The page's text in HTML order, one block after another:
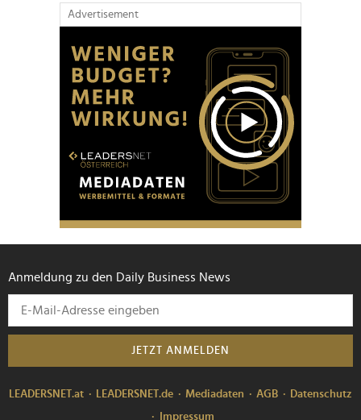
Advertisement
Anmeldung zu den Daily Business News
JETZT ANMELDEN
LEADERSNET.at LEADERSNET.de Mediadaten AGB
Datenschutz
Impressum